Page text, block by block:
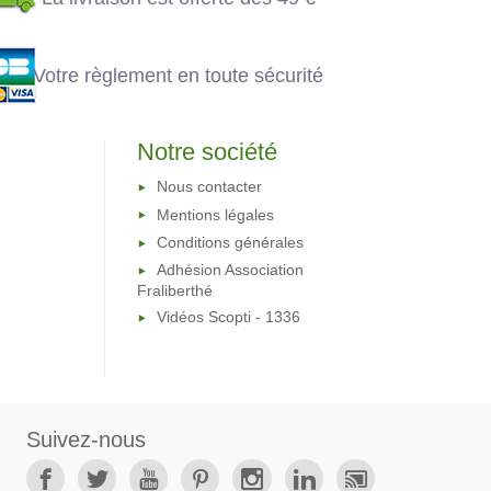
Votre règlement en toute sécurité
Notre société
Nous contacter
Mentions légales
Conditions générales
Adhésion Association
Fraliberthé
Vidéos Scopti - 1336
Suivez-nous